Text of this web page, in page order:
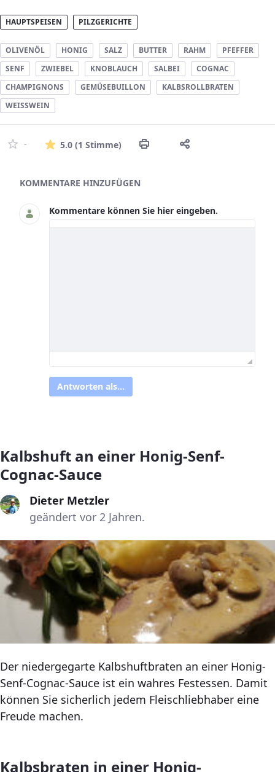
HAUPTSPEISEN PILZGERICHTE
OLIVENÖL HONIG SALZ BUTTER RAHM
PFEFFER
SENF
ZWIEBEL KNOBLAUCH SALBEI
COGNAC
CHAMPIGNONS
GEMÜSEBUILLON
KALBSROLLBRATEN
WEISSWEIN
- 5.0 (1 Stimme) Die durchschnittliche
Asset-Herausgeber
KOMMENTARE HINZUFÜGEN
Kommentare können Sie hier eingeben.
Antworten als...
Kalbshuft an einer Honig-Senf-
Cognac-Sauce
Dieter Metzler
geändert vor 2 Jahren.
Der niedergegarte Kalbshuftbraten an einer Honig-
Senf-Cognac-Sauce ist ein wahres Festessen. Damit
können Sie sicherlich jedem Fleischliebhaber eine
Freude machen.
Kalbsbraten in einer Honig-